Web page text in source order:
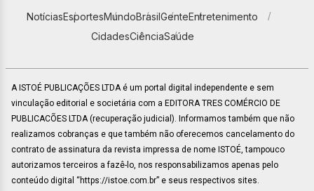
NotíciasEsportesMundoBrasilGenteEntretenimento
CidadesCiênciaSaúde
A ISTOÉ PUBLICAÇÕES LTDA é um portal digital independente e sem
vinculação editorial e societária com a EDITORA TRES COMÉRCIO DE
PUBLICACÕES LTDA (recuperação judicial). Informamos também que não
realizamos cobranças e que também não oferecemos cancelamento do
contrato de assinatura da revista impressa de nome ISTOÉ, tampouco
autorizamos terceiros a fazê-lo, nos responsabilizamos apenas pelo
conteúdo digital “https://istoe.com.br” e seus respectivos sites.